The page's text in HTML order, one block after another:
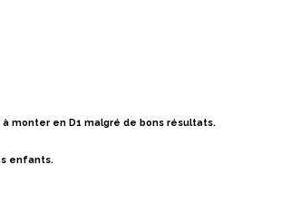
à monter en D1 malgré de bons résultats.
enfants.